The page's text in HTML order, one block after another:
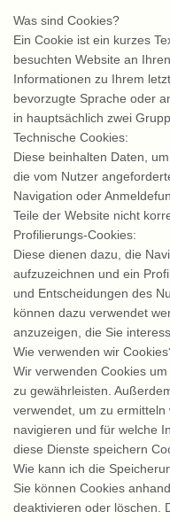
Was sind Cookies?
Ein Cookie ist ein kurzes
besuchten Website an
Informationen zu Ihrem
bevorzugte Sprache oder
in hauptsächlich zwei
Technische Cookies:
Diese beinhalten Daten,
die vom Nutzer
Navigation oder
Teile der Website nicht
Profilierungs-Cookies:
Diese dienen dazu, die
aufzuzeichnen und ein
und Entscheidungen des
können dazu verwendet
anzuzeigen, die Sie
Wie verwenden wir
Wir verwenden Cookies
zu gewährleisten.
verwendet, um zu
navigieren und für welche
diese Dienste speichern
Wie kann ich die
Sie können Cookies
deaktivieren oder löschen.